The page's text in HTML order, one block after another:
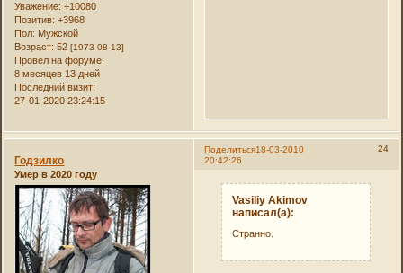
Уважение: +10080
Позитив: +3968
Пол: Мужской
Возраст: 52[1973-08-13]
Провел на форуме:
8 месяцев 13 дней
Последний визит:
27-01-2020 23:24:15
Поделиться 24
18-03-2010
20:42:26
Годзилко
Умер в 2020 году
Vasiliy Akimov
написал(а):
Странно.